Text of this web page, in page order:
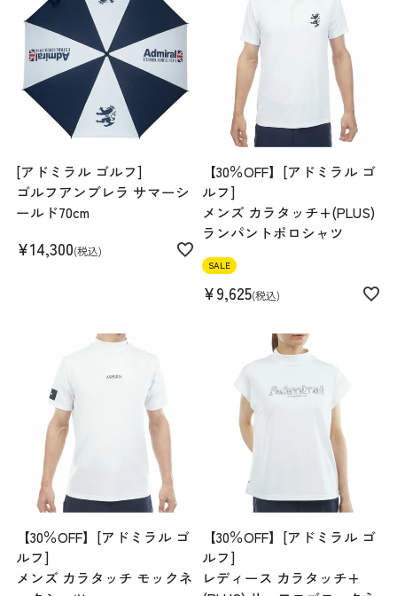
[アドミラル ゴルフ]
ゴルフアンブレラ サマーシ
ールド70cm
¥14,300 税込
【30％OFF】[アドミラル ゴ
ルフ]
メンズ カラタッチ+(PLUS)
ランパントポロシャツ
SALE
¥9,625 税込
【30％OFF】[アドミラル ゴ
ルフ]
メンズ カラタッチ モックネ
【30％OFF】[アドミラル ゴ
ルフ]
レディース カラタッチ+